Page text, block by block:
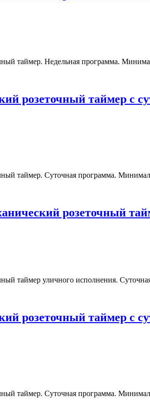
таймер. Недельная программа.
розеточный таймер с
таймер. Суточная программа.
розеточный
таймер уличного исполнения.
розеточный таймер с
таймер. Суточная программа.